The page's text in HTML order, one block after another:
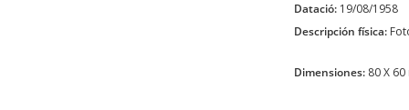
Datació: 19/08/1958
Descripción física:
Dimensiones: 80 X